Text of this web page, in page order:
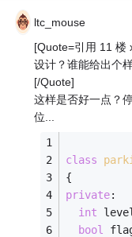
ltc_mouse
[Quote=引用 11 楼
设计？谁能给出个
[/Quote]
这样是否好一点？
位...
class
{
private:
int
bool